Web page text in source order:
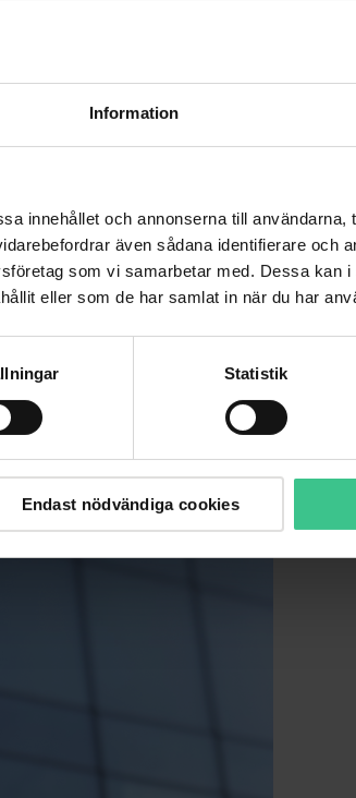
Information
innehållet och annonserna till användarna,
även sådana identifierare och
som vi samarbetar med. Dessa kan
eller som de har samlat in när du har
Statistik
Endast nödvändiga cookies
inom säkerhet genom att
vill Solar säkerställa att
av Dahuas produkter, vilket
vi vår förmåga att möta
säkerhetserbjudande för att skapa